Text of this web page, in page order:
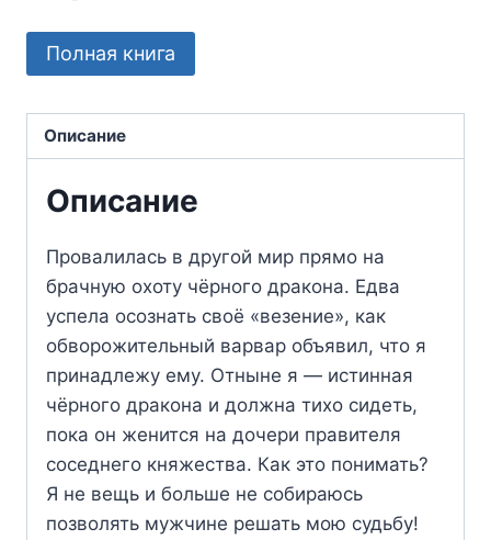
Полная книга
Описание
Описание
Провалилась в другой мир прямо на
брачную охоту чёрного дракона. Едва
успела осознать своё «везение», как
обворожительный варвар объявил, что я
принадлежу ему. Отныне я — истинная
чёрного дракона и должна тихо сидеть,
пока он женится на дочери правителя
соседнего княжества. Как это понимать?
Я не вещь и больше не собираюсь
позволять мужчине решать мою судьбу!